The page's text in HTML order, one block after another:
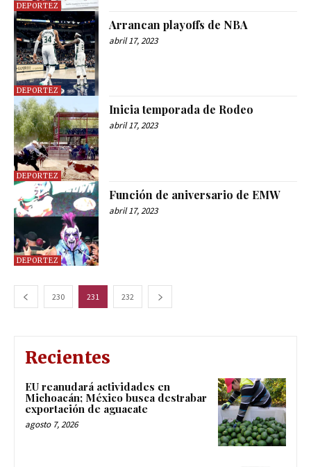
DEPORTEZ
DEPORTEZ
Arrancan playoffs de NBA
abril 17, 2023
DEPORTEZ
Inicia temporada de Rodeo
abril 17, 2023
DEPORTEZ
Función de aniversario de EMW
abril 17, 2023
230 231 232
Recientes
EU reanudará actividades en
Michoacán; México busca destrabar
exportación de aguacate
agosto 7, 2026